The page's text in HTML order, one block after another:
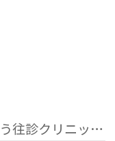
川島孝一郎先生と私（ももたろう往診クリニック開院15周年記念特別講演会）